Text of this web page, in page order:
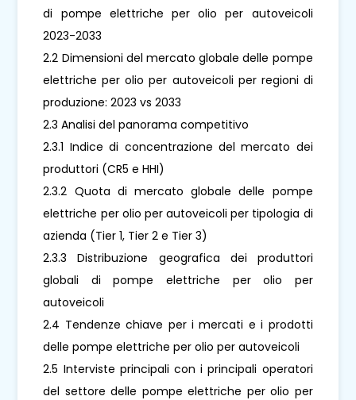
di pompe elettriche per olio per autoveicoli
2023-2033
2.2 Dimensioni del mercato globale delle pompe
elettriche per olio per autoveicoli per regioni di
produzione: 2023 vs 2033
2.3 Analisi del panorama competitivo
2.3.1 Indice di concentrazione del mercato dei
produttori (CR5 e HHI)
2.3.2 Quota di mercato globale delle pompe
elettriche per olio per autoveicoli per tipologia di
azienda (Tier 1, Tier 2 e Tier 3)
2.3.3 Distribuzione geografica dei produttori
globali di pompe elettriche per olio per
autoveicoli
2.4 Tendenze chiave per i mercati e i prodotti
delle pompe elettriche per olio per autoveicoli
2.5 Interviste principali con i principali operatori
del settore delle pompe elettriche per olio per